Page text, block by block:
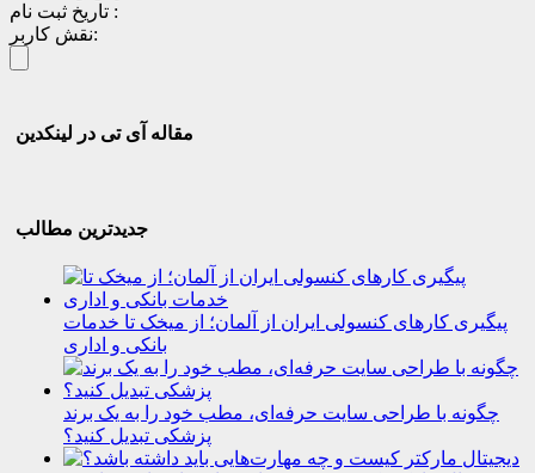
تاریخ ثبت نام :
نقش کاربر:
مقاله آی تی در لینکدین
جدیدترین مطالب
پیگیری کارهای کنسولی ایران از آلمان؛ از میخک تا خدمات
بانکی و اداری
چگونه با طراحی سایت حرفه‌ای، مطب خود را به یک برند
پزشکی تبدیل کنید؟